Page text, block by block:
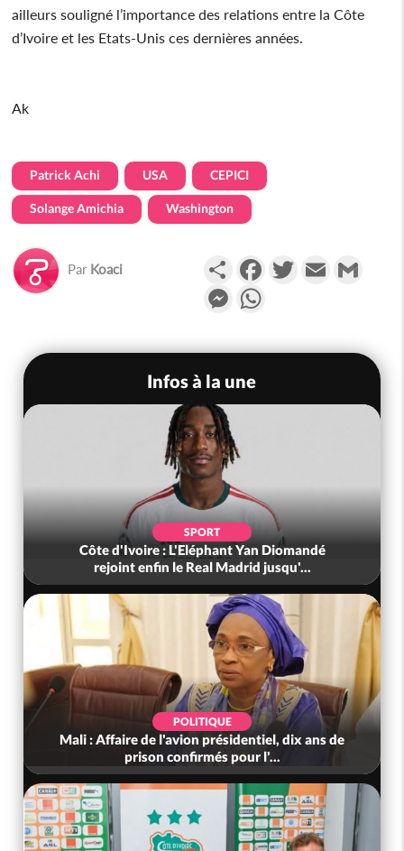
ailleurs souligné l’importance des relations entre la Côte
d’Ivoire et les Etats-Unis ces dernières années.
Ak
Patrick Achi USA CEPICI
Solange Amichia Washington
Par Koaci PartagerFacebookTwitterEmail
Messenger
Infos à la une
SPORT
Côte d'Ivoire : L'Eléphant Yan Diomandé
rejoint enfin le Real Madrid jusqu'...
POLITIQUE
Mali : Affaire de l'avion présidentiel, dix ans de
prison confirmés pour l'...